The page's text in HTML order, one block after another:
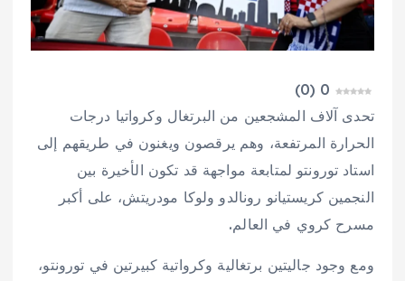
0
(
0
)
تحدى آلاف المشجعين من البرتغال وكرواتيا درجات
الحرارة المرتفعة، وهم يرقصون ويغنون في طريقهم إلى
استاد تورونتو لمتابعة مواجهة قد تكون الأخيرة بين
النجمين كريستيانو رونالدو ولوكا مودريتش، على أكبر
مسرح كروي في العالم.
ومع وجود جاليتين برتغالية وكرواتية كبيرتين في تورونتو،